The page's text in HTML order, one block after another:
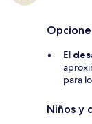
El
para
Niños y